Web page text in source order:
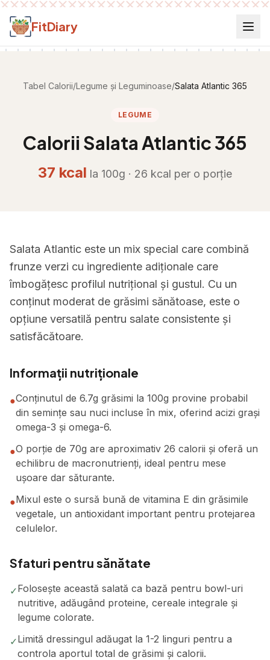
Salt la conținut
FitDiary
Tabel Calorii/Legume și Leguminoase/Salata Atlantic 365
LEGUME
Calorii Salata Atlantic 365
37 kcal la 100g · 26 kcal per o porție
Salata Atlantic este un mix special care combină
frunze verzi cu ingrediente adiționale care
îmbogățesc profilul nutrițional și gustul. Cu un
conținut moderat de grăsimi sănătoase, este o
opțiune versatilă pentru salate consistente și
satisfăcătoare.
Informații nutriționale
●Conținutul de 6.7g grăsimi la 100g provine probabil
din semințe sau nuci incluse în mix, oferind acizi grași
omega-3 și omega-6.
●O porție de 70g are aproximativ 26 calorii și oferă un
echilibru de macronutrienți, ideal pentru mese
ușoare dar săturante.
●Mixul este o sursă bună de vitamina E din grăsimile
vegetale, un antioxidant important pentru protejarea
celulelor.
Sfaturi pentru sănătate
✓Folosește această salată ca bază pentru bowl-uri
nutritive, adăugând proteine, cereale integrale și
legume colorate.
✓Limită dressingul adăugat la 1-2 linguri pentru a
controla aportul total de grăsimi și calorii.